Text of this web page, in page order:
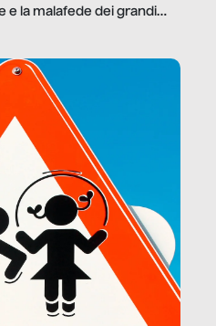
e la malafede dei grandi